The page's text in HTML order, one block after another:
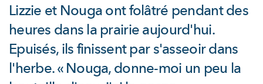
Lizzie et Nouga ont folâtré pendant des
heures dans la prairie aujourd'hui.
Epuisés, ils finissent par s'asseoir dans
l'herbe. « Nouga, donne-moi un peu la